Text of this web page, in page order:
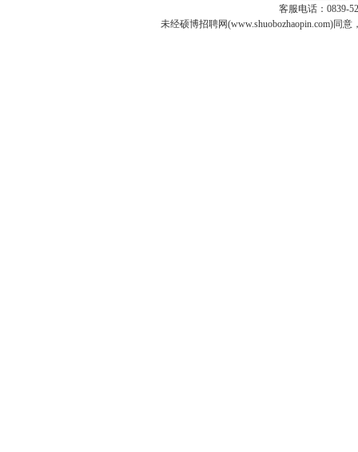
客服电话：0839-
未经硕博招聘网(www.shuobozhaopin.com)同